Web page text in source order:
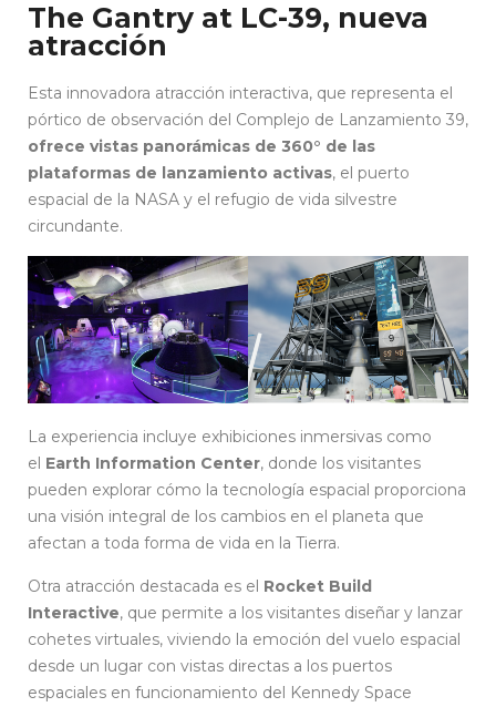
The Gantry at LC-39, nueva
atracción
Esta innovadora atracción interactiva, que representa el
pórtico de observación del Complejo de Lanzamiento 39,
ofrece vistas panorámicas de 360° de las
plataformas de lanzamiento activas, el puerto
espacial de la NASA y el refugio de vida silvestre
circundante.
La experiencia incluye exhibiciones inmersivas como
el Earth Information Center, donde los visitantes
pueden explorar cómo la tecnología espacial proporciona
una visión integral de los cambios en el planeta que
afectan a toda forma de vida en la Tierra.
Otra atracción destacada es el Rocket Build
Interactive, que permite a los visitantes diseñar y lanzar
cohetes virtuales, viviendo la emoción del vuelo espacial
desde un lugar con vistas directas a los puertos
espaciales en funcionamiento del Kennedy Space